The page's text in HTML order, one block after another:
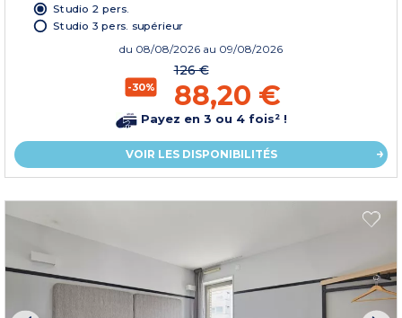
Studio 2 pers.
Studio 3 pers. supérieur
du 08/08/2026 au 09/08/2026
-30%
126 €
88,20 €
Payez en 3 ou 4 fois² !
VOIR LES DISPONIBILITÉS